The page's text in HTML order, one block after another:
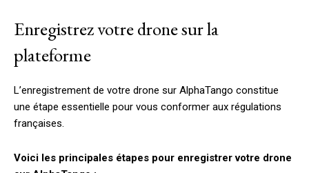
Enregistrez votre drone sur la
plateforme
L’enregistrement de votre drone sur AlphaTango constitue
une étape essentielle pour vous conformer aux régulations
françaises.
Voici les principales étapes pour enregistrer votre drone